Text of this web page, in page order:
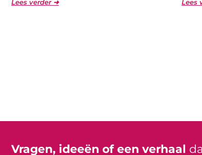
Lees verder ➜ Lees
Vragen, ideeën of een verhaal